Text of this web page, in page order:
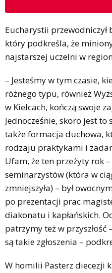
Eucharystii przewodniczył
który podkreśla, że
najstarszej uczelni w
– Jesteśmy w tym czasie,
różnego typu, również
w Kielcach, kończą swoje
Jednocześnie, skoro jest
także formacja duchowa,
rodzaju praktykami i
Ufam, że ten przeżyty rok
seminarzystów (która w
zmniejszyła) – był
po prezentacji prac
diakonatu i kapłańskich.
patrzymy też w
są takie zgłoszenia –
W homilii Pasterz diecezji